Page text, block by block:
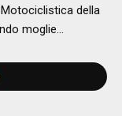
della
moglie…